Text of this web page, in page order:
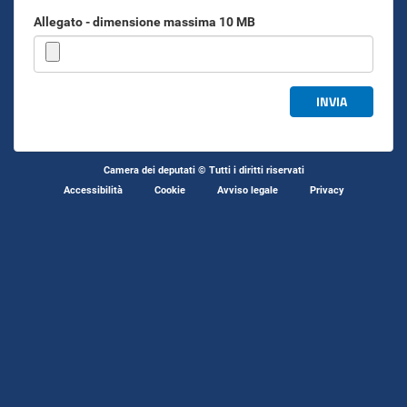
Allegato - dimensione massima 10 MB
INVIA
Camera dei deputati © Tutti i diritti riservati
Accessibilità
Cookie Avviso legale Privacy